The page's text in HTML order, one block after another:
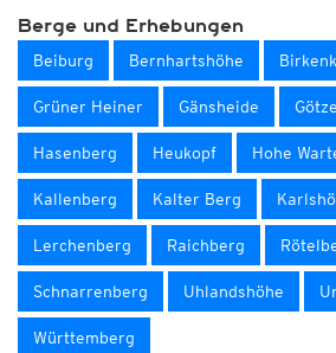
Berge und Erhebungen
Beiburg Bernhartshöhe
Grüner Heiner Gänsheide
Hasenberg Heukopf Hohe
Kallenberg Kalter Berg
Lerchenberg Raichberg
Schnarrenberg Uhlandshöhe
Württemberg